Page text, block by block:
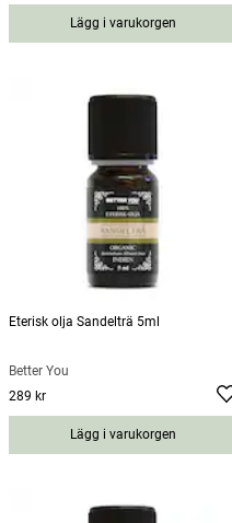
Lägg i varukorgen
Eterisk olja Sandelträ 5ml
Better You
Pris:
289 kr
Lägg i varukorgen